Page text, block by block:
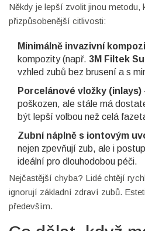
Někdy je lepší zvolit jinou metodu,
přizpůsobenější citlivosti:
Minimálně invazivní
kompozity (např. 3M Filtek
vzhled zubů bez brusení a s
Porcelánové vložky (inlays)
poškozen, ale stále má
být lepší volbou než celá
Zubní náplně s iontovým
nejen zpevňují zub, ale i
ideální pro dlouhodobou péči.
Nejčastější chyba? Lidé chtějí
ignorují základní zdraví zubů.
především.